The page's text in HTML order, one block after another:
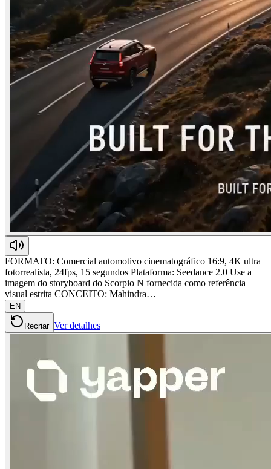
FORMATO: Comercial automotivo cinematográfico 16:9, 4K ultra
fotorrealista, 24fps, 15 segundos Plataforma: Seedance 2.0 Use a
imagem do storyboard do Scorpio N fornecida como referência
visual estrita CONCEITO: Mahindra…
EN
Recriar Ver detalhes